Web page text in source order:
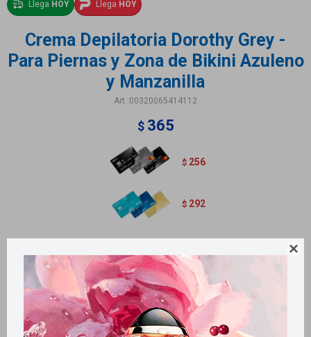

Llega HOY Llega HOY
Crema Depilatoria Dorothy Grey -
Para Piernas y Zona de Bikini Azuleno
y Manzanilla
00320065414112
$ 365
$ 256
$ 292
Métodos y costos de envío